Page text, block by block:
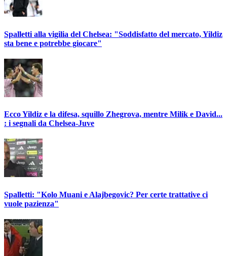
Spalletti alla vigilia del Chelsea: "Soddisfatto del mercato, Yildiz
sta bene e potrebbe giocare"
Ecco Yildiz e la difesa, squillo Zhegrova, mentre Milik e David...
: i segnali da Chelsea-Juve
Spalletti: "Kolo Muani e Alajbegovic? Per certe trattative ci
vuole pazienza"